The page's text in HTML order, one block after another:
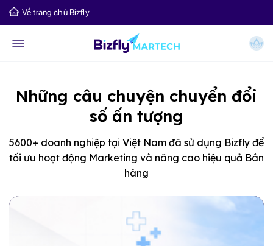
Về trang chủ Bizfly
Những câu chuyện chuyển đổi
số ấn tượng
5600+ doanh nghiệp tại Việt Nam đã sử dụng Bizfly để
tối ưu hoạt động Marketing và nâng cao hiệu quả Bán
hàng